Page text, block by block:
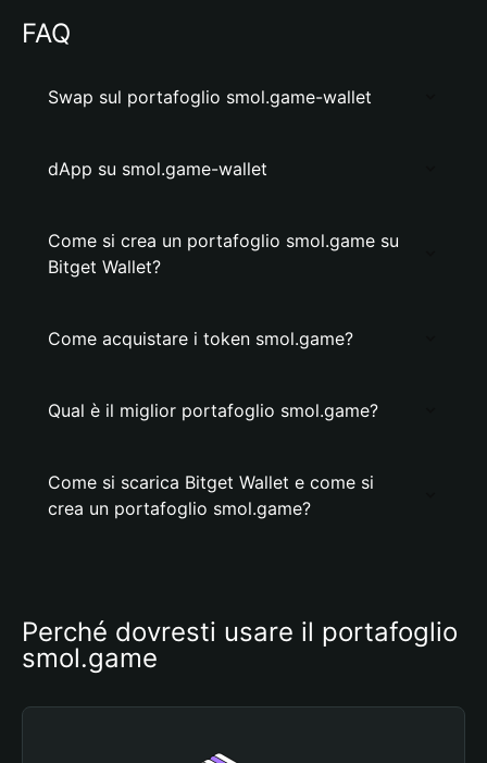
FAQ
Swap sul portafoglio smol.game-wallet
dApp su smol.game-wallet
Come si crea un portafoglio smol.game su
Bitget Wallet?
Come acquistare i token smol.game?
Qual è il miglior portafoglio smol.game?
Come si scarica Bitget Wallet e come si
crea un portafoglio smol.game?
Perché dovresti usare il portafoglio
smol.game